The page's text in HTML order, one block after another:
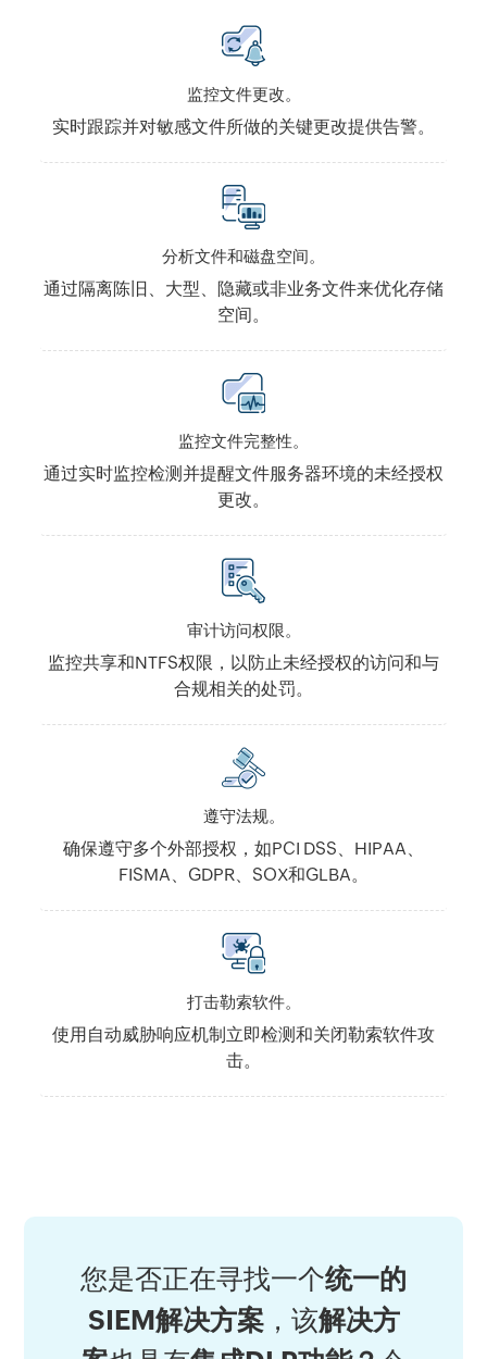
监控文件更改。
实时跟踪并对敏感文件所做的关键更改提供告警。
分析文件和磁盘空间。
通过隔离陈旧、大型、隐藏或非业务文件来优化存储
空间。
监控文件完整性。
通过实时监控检测并提醒文件服务器环境的未经授权
更改。
审计访问权限。
监控共享和NTFS权限，以防止未经授权的访问和与
合规相关的处罚。
遵守法规。
确保遵守多个外部授权，如PCI DSS、HIPAA、
FISMA、GDPR、SOX和GLBA。
打击勒索软件。
使用自动威胁响应机制立即检测和关闭勒索软件攻
击。
您是否正在寻找一个统一的
SIEM解决方案，该解决方